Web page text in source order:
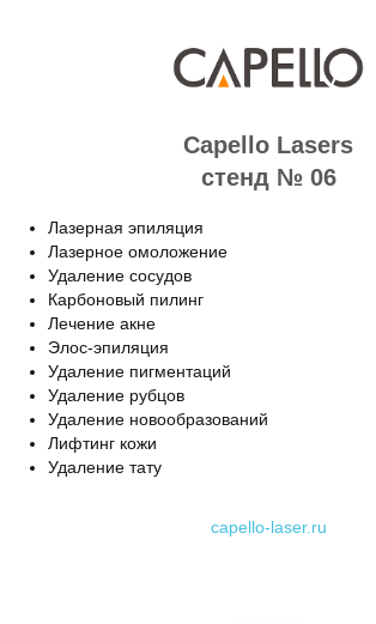
Capello Lasers
стенд № 06
Лазерная эпиляция
Лазерное омоложение
Удаление сосудов
Карбоновый пилинг
Лечение акне
Элос-эпиляция
Удаление пигментаций
Удаление рубцов
Удаление новообразований
Лифтинг кожи
Удаление тату
capello-laser.ru